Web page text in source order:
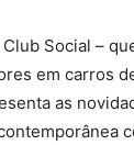
Club Social –
em carros
as